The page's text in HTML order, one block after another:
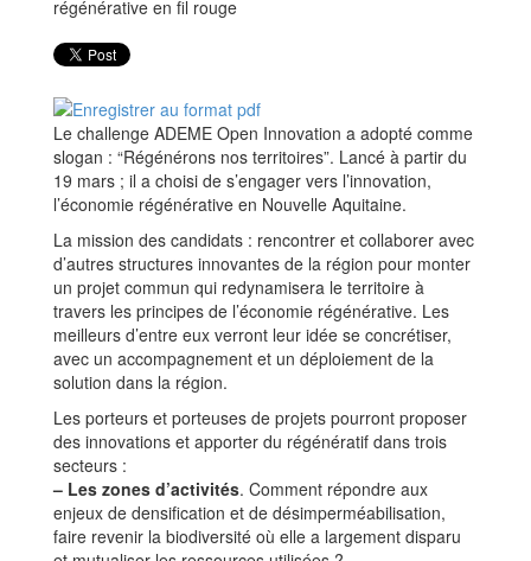
Le challenge ADEME Open Innovation a adopté comme
slogan : “Régénérons nos territoires”. Lancé à partir du
19 mars ; il a choisi de s’engager vers l’innovation,
l’économie régénérative en Nouvelle Aquitaine.
La mission des candidats : rencontrer et collaborer avec
d’autres structures innovantes de la région pour monter
un projet commun qui redynamisera le territoire à
travers les principes de l’économie régénérative. Les
meilleurs d’entre eux verront leur idée se concrétiser,
avec un accompagnement et un déploiement de la
solution dans la région.
Les porteurs et porteuses de projets pourront proposer
des innovations et apporter du régénératif dans trois
secteurs :
– Les zones d’activités. Comment répondre aux
enjeux de densification et de désimperméabilisation,
faire revenir la biodiversité où elle a largement disparu